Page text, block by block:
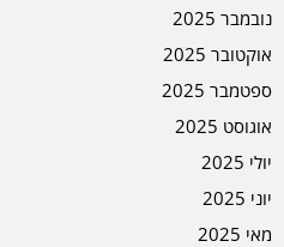
נובמבר 2025
אוקטובר 2025
ספטמבר 2025
אוגוסט 2025
יולי 2025
יוני 2025
מאי 2025